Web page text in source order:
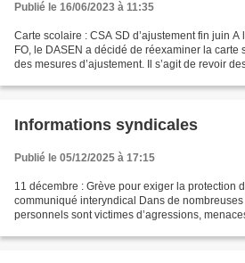
Publié le 16/06/2023 à 11:35
Carte scolaire : CSA SD d’ajustement fin juin
FO, le DASEN a décidé de réexaminer la
des mesures d’ajustement. Il s’agit de revoir
Informations syndicales
Publié le 05/12/2025 à 17:15
11 décembre : Grève pour exiger la protection
communiqué interyndical Dans de
personnels sont victimes d’agressions,